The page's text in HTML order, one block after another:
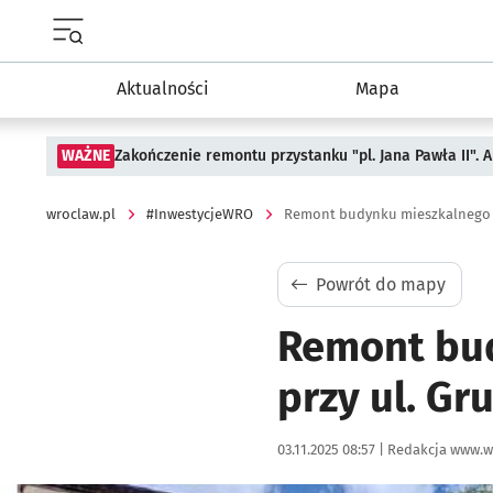
Aktualności Mapa
WAŻNE Zakończenie remontu przystanku "pl. Jana Pawła II".
wroclaw.pl #InwestycjeWRO
Powrót do mapy
Remont
przy ul.
Data publikacji:
03.11.2025 08:57 | Autor:
Redakcja